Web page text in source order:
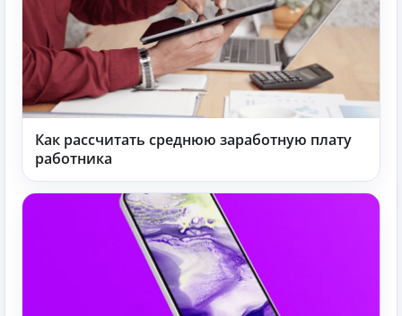
Как рассчитать среднюю заработную плату
работника